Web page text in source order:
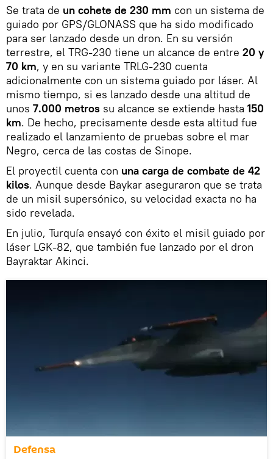
Se trata de un cohete de 230 mm con un sistema de
guiado por GPS/GLONASS que ha sido modificado
para ser lanzado desde un dron. En su versión
terrestre, el TRG-230 tiene un alcance de entre 20 y
70 km, y en su variante TRLG-230 cuenta
adicionalmente con un sistema guiado por láser. Al
mismo tiempo, si es lanzado desde una altitud de
unos 7.000 metros su alcance se extiende hasta 150
km. De hecho, precisamente desde esta altitud fue
realizado el lanzamiento de pruebas sobre el mar
Negro, cerca de las costas de Sinope.
El proyectil cuenta con una carga de combate de 42
kilos. Aunque desde Baykar aseguraron que se trata
de un misil supersónico, su velocidad exacta no ha
sido revelada.
En julio, Turquía ensayó con éxito el misil guiado por
láser LGK-82, que también fue lanzado por el dron
Bayraktar Akinci.
Defensa